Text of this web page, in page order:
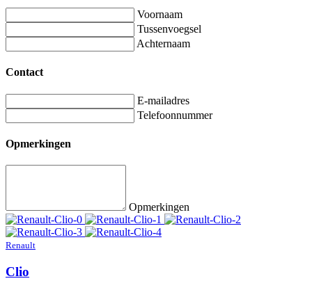
Voornaam
Tussenvoegsel
Achternaam
Contact
E-mailadres
Telefoonnummer
Opmerkingen
Opmerkingen
Renault
Clio